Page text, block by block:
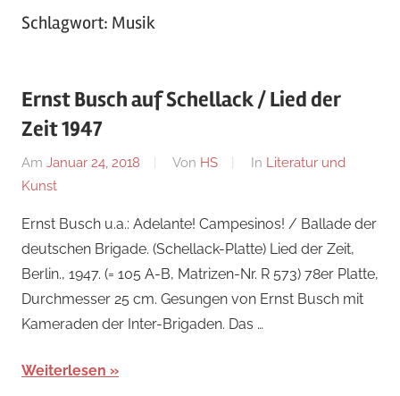
Schlagwort: Musik
Ernst Busch auf Schellack / Lied der
Zeit 1947
Am Januar 24, 2018 Von HS In Literatur und
Kunst
Ernst Busch u.a.: Adelante! Campesinos! / Ballade der
deutschen Brigade. (Schellack-Platte) Lied der Zeit,
Berlin., 1947. (= 105 A-B, Matrizen-Nr. R 573) 78er Platte,
Durchmesser 25 cm. Gesungen von Ernst Busch mit
Kameraden der Inter-Brigaden. Das …
Weiterlesen